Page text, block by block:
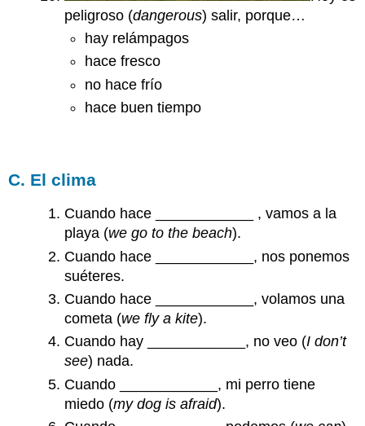
peligroso (dangerous) salir, porque…
hay relámpagos
hace fresco
no hace frío
hace buen tiempo
C. El clima
Cuando hace ____________ , vamos a la
playa (we go to the beach).
Cuando hace ____________, nos ponemos
suéteres.
Cuando hace ____________, volamos una
cometa (we fly a kite).
Cuando hay ____________, no veo (I don’t
see) nada.
Cuando ____________, mi perro tiene
miedo (my dog is afraid).